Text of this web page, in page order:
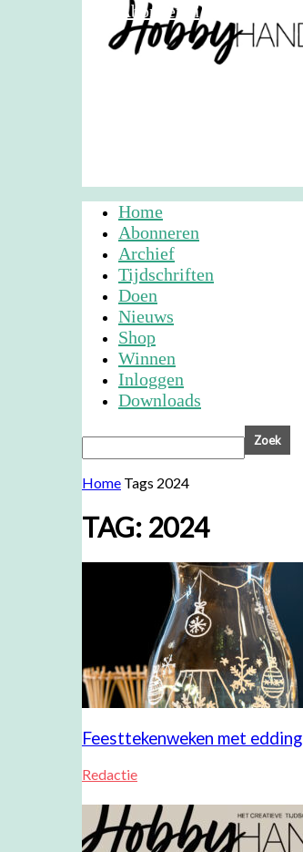
Abonneren
Home
Abonneren
Archief
Tijdschriften
Doen
Nieuws
Shop
Winnen
Inloggen
Downloads
Home Tags 2024
TAG: 2024
Feesttekenweken met edding
Redactie